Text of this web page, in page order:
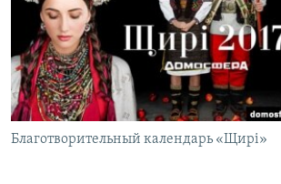
ПОБЕДИТЕЛЕЙ НЕ СУДЯТ?
КРЫМ.НЕПОКОРЕННЫЙ
ELIFBE
УКРАИНСКАЯ ПРОБЛЕМА КРЫМА
ПРИСОЕДИНЯЙТЕСЬ!
Все сайты RFE/RL
Благотворительный календарь «Щирі»